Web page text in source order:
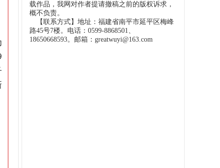
载作品，我网对作者提请撤稿之前的版权诉求，
概不负责。
【联系方式】地址：福建省南平市延平区梅峰
路45号7楼。电话：0599-8868501、
18650668593。邮箱：greatwuyi@163.com